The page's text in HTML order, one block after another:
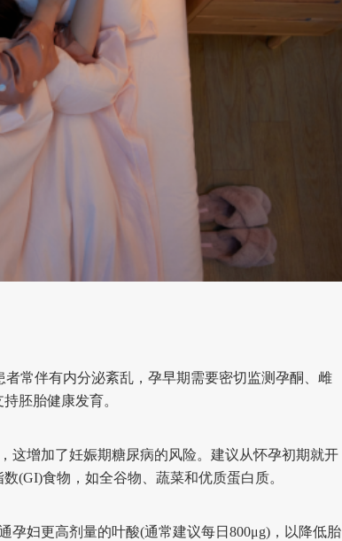
常伴有内分泌紊乱，孕早期需要密切监测孕酮、雌
胚胎健康发育。
增加了妊娠期糖尿病的风险。建议从怀孕初期就开
(GI)食物，如全谷物、蔬菜和优质蛋白质。
妇更高剂量的叶酸(通常建议每日800μg)，以降低胎